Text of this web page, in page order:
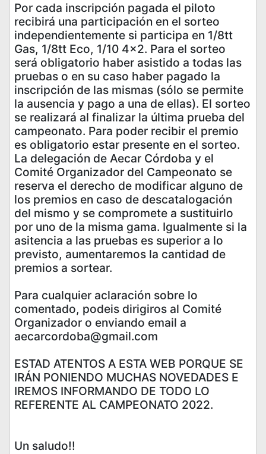
Por cada inscripción pagada el piloto
recibirá una participación en el sorteo
independientemente si participa en 1/8tt
Gas, 1/8tt Eco, 1/10 4x2. Para el sorteo
será obligatorio haber asistido a todas las
pruebas o en su caso haber pagado la
inscripción de las mismas (sólo se permite
la ausencia y pago a una de ellas). El sorteo
se realizará al finalizar la última prueba del
campeonato. Para poder recibir el premio
es obligatorio estar presente en el sorteo.
La delegación de Aecar Córdoba y el
Comité Organizador del Campeonato se
reserva el derecho de modificar alguno de
los premios en caso de descatalogación
del mismo y se compromete a sustituirlo
por uno de la misma gama. Igualmente si la
asitencia a las pruebas es superior a lo
previsto, aumentaremos la cantidad de
premios a sortear.
Para cualquier aclaración sobre lo
comentado, podeis dirigiros al Comité
Organizador o enviando email a
aecarcordoba@gmail.com
ESTAD ATENTOS A ESTA WEB PORQUE SE
IRÁN PONIENDO MUCHAS NOVEDADES E
IREMOS INFORMANDO DE TODO LO
REFERENTE AL CAMPEONATO 2022.
Un saludo!!